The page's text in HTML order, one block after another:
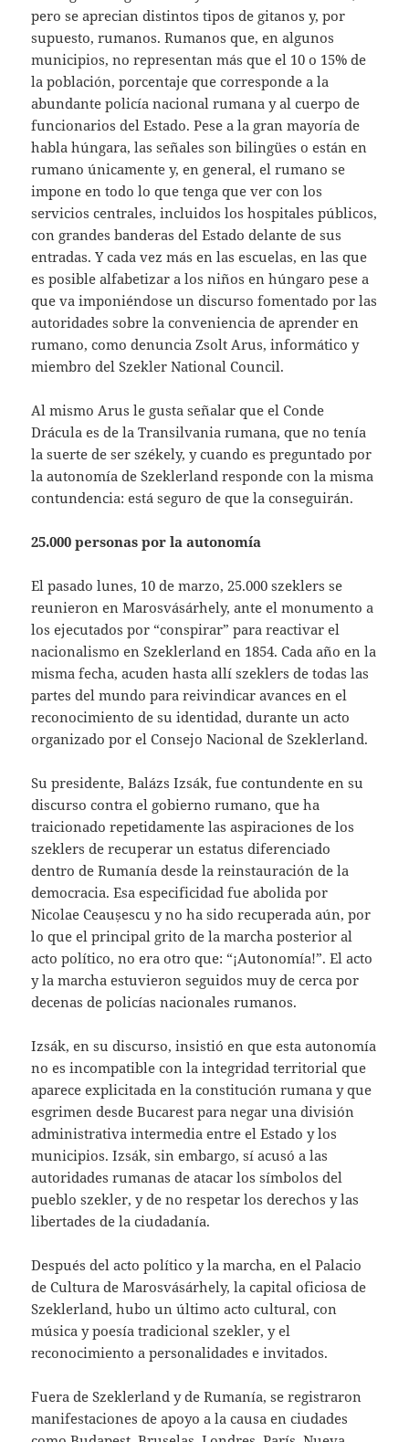
pero se aprecian distintos tipos de gitanos y, por
supuesto, rumanos. Rumanos que, en algunos
municipios, no representan más que el 10 o 15% de
la población, porcentaje que corresponde a la
abundante policía nacional rumana y al cuerpo de
funcionarios del Estado. Pese a la gran mayoría de
habla húngara, las señales son bilingües o están en
rumano únicamente y, en general, el rumano se
impone en todo lo que tenga que ver con los
servicios centrales, incluidos los hospitales públicos,
con grandes banderas del Estado delante de sus
entradas. Y cada vez más en las escuelas, en las que
es posible alfabetizar a los niños en húngaro pese a
que va imponiéndose un discurso fomentado por las
autoridades sobre la conveniencia de aprender en
rumano, como denuncia Zsolt Arus, informático y
miembro del Szekler National Council.
Al mismo Arus le gusta señalar que el Conde
Drácula es de la Transilvania rumana, que no tenía
la suerte de ser székely, y cuando es preguntado por
la autonomía de Szeklerland responde con la misma
contundencia: está seguro de que la conseguirán.
25.000 personas por la autonomía
El pasado lunes, 10 de marzo, 25.000 szeklers se
reunieron en Marosvásárhely, ante el monumento a
los ejecutados por “conspirar” para reactivar el
nacionalismo en Szeklerland en 1854. Cada año en la
misma fecha, acuden hasta allí szeklers de todas las
partes del mundo para reivindicar avances en el
reconocimiento de su identidad, durante un acto
organizado por el Consejo Nacional de Szeklerland.
Su presidente, Balázs Izsák, fue contundente en su
discurso contra el gobierno rumano, que ha
traicionado repetidamente las aspiraciones de los
szeklers de recuperar un estatus diferenciado
dentro de Rumanía desde la reinstauración de la
democracia. Esa especificidad fue abolida por
Nicolae Ceaușescu y no ha sido recuperada aún, por
lo que el principal grito de la marcha posterior al
acto político, no era otro que: “¡Autonomía!”. El acto
y la marcha estuvieron seguidos muy de cerca por
decenas de policías nacionales rumanos.
Izsák, en su discurso, insistió en que esta autonomía
no es incompatible con la integridad territorial que
aparece explicitada en la constitución rumana y que
esgrimen desde Bucarest para negar una división
administrativa intermedia entre el Estado y los
municipios. Izsák, sin embargo, sí acusó a las
autoridades rumanas de atacar los símbolos del
pueblo szekler, y de no respetar los derechos y las
libertades de la ciudadanía.
Después del acto político y la marcha, en el Palacio
de Cultura de Marosvásárhely, la capital oficiosa de
Szeklerland, hubo un último acto cultural, con
música y poesía tradicional szekler, y el
reconocimiento a personalidades e invitados.
Fuera de Szeklerland y de Rumanía, se registraron
manifestaciones de apoyo a la causa en ciudades